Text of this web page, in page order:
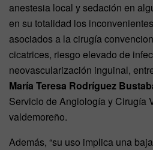
anestesia local y sedación en
en su totalidad los
asociados a la cirugía
cicatrices, riesgo elevado de
neovascularización inguinal,
María Teresa Rodríguez
Servicio de Angiología y Cirugía
valdemoreño.
Además, “su uso implica una